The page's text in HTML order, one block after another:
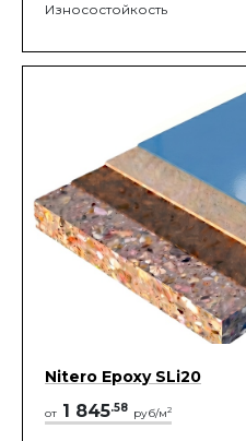
Износостойкость
Nitero Epoxy SLi20
от 1 845.58 руб/м2